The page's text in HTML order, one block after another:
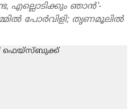
എല്ലൊടിക്കും ഞാൻ'-
പോർവിളി; തൃ‌ണമൂലിൽ